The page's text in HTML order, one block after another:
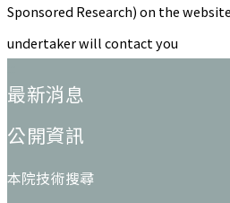
Sponsored Research) on the
undertaker will contact you
最新消息
公開資訊
本院技術搜尋